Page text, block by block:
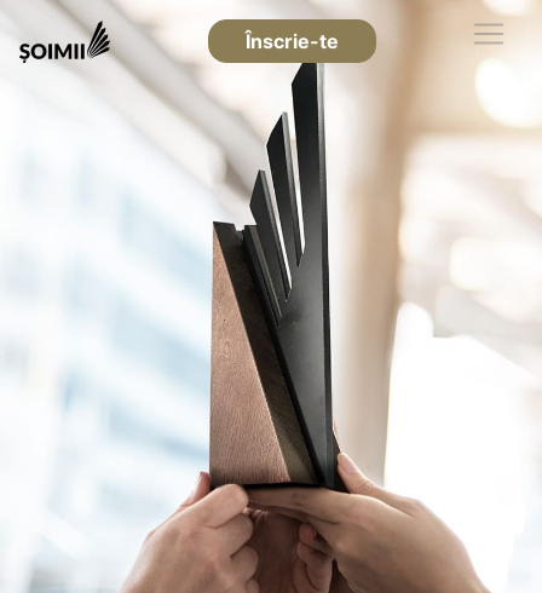
Înscrie-te